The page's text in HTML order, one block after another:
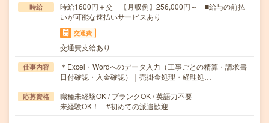
時給
時給1600円＋交 【月収例】256,000円～ ■給与の前払
いが可能な速払いサービスあり
交通費
交通費支給あり
仕事内容
＊Excel・Wordへのデータ入力（工事ごとの精算・請求書
日付確認・入金確認）｜売掛金処理・経理処…
応募資格
職種未経験OK / ブランクOK / 英語力不要
未経験OK！ #初めての派遣歓迎